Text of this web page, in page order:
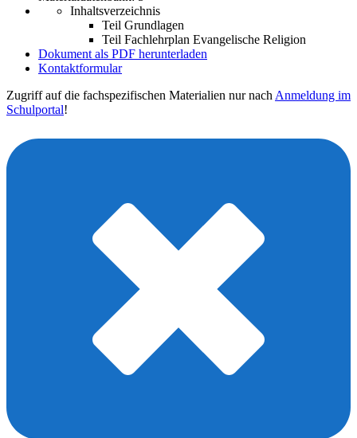
Inhaltsverzeichnis
Teil Grundlagen
Teil Fachlehrplan Evangelische Religion
Dokument als PDF herunterladen
Kontaktformular
Zugriff auf die fachspezifischen Materialien nur nach Anmeldung im
Schulportal!